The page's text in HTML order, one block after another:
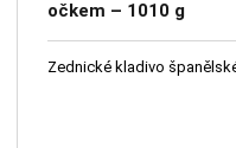
očkem – 1010 g
Zednické kladivo